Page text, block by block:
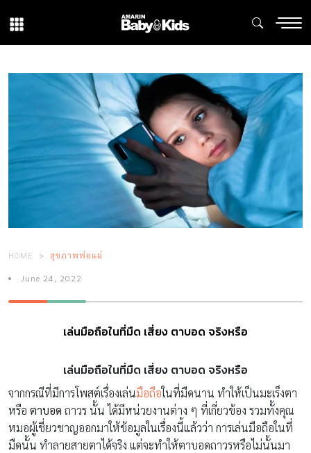
HOME สุขภาพพ่อแม่
June 24, 2022
เล่นมือถือในที่มืด เสี่ยง ตาบอด จริงหรือ
เล่นมือถือในที่มืด เสี่ยง ตาบอด จริงหรือ
จากกรณีที่มีการโพสต์เรื่องเล่นมือถือในที่มืดนาน ทำให้เป็นมะเร็งตา
หรือ ตาบอด ถาวร นั้น ได้มีหน่วยงานต่าง ๆ ที่เกี่ยวข้อง รวมทั้งคุณ
หมอผู้เชี่ยวชาญออกมาให้ข้อมูลในเรื่องนี้แล้วว่า การเล่นมือถือในที่
มืดนั้น ทำลายสายตาได้จริง แต่จะทำให้ตาบอดถาวรหรือไม่นั้นมา